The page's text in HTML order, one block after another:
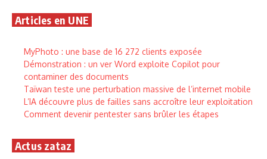
Articles en UNE
MyPhoto : une base de 16 272 clients exposée
Démonstration : un ver Word exploite Copilot pour
contaminer des documents
Taïwan teste une perturbation massive de l’internet mobile
L’IA découvre plus de failles sans accroître leur exploitation
Comment devenir pentester sans brûler les étapes
Actus zataz